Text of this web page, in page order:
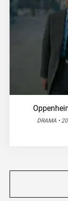
DRAMA •